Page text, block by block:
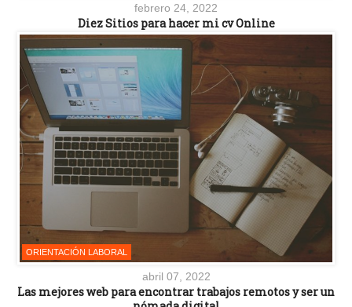
febrero 24, 2022
Diez Sitios para hacer mi cv Online
ORIENTACIÓN LABORAL
abril 07, 2022
Las mejores web para encontrar trabajos remotos y ser un